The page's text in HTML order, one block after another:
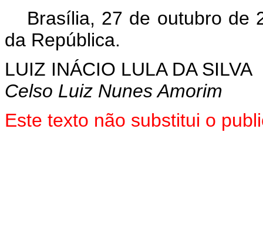
Brasília, 27 de outubro de
da República.
LUIZ INÁCIO LULA DA SILVA
Celso Luiz Nunes Amorim
Este texto não substitui o